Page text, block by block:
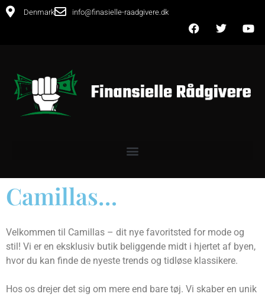
Denmark info@finasielle-raadgivere.dk
Camillas…
Velkommen til Camillas – dit nye favoritsted for mode og
stil! Vi er en eksklusiv butik beliggende midt i hjertet af byen,
hvor du kan finde de nyeste trends og tidløse klassikere.
Hos os drejer det sig om mere end bare tøj. Vi skaber en unik